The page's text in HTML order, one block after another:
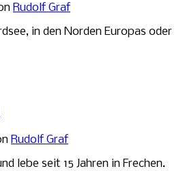
Rudolf Graf
in den Norden Europas oder
Rudolf Graf
lebe seit 15 Jahren in Frechen.